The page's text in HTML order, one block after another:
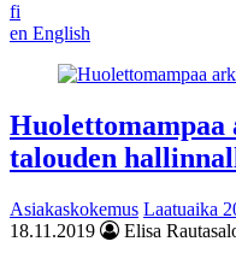
fi
en English
Huolettomampaa
talouden
Asiakaskokemus Laatuaika
18.11.2019
Elisa